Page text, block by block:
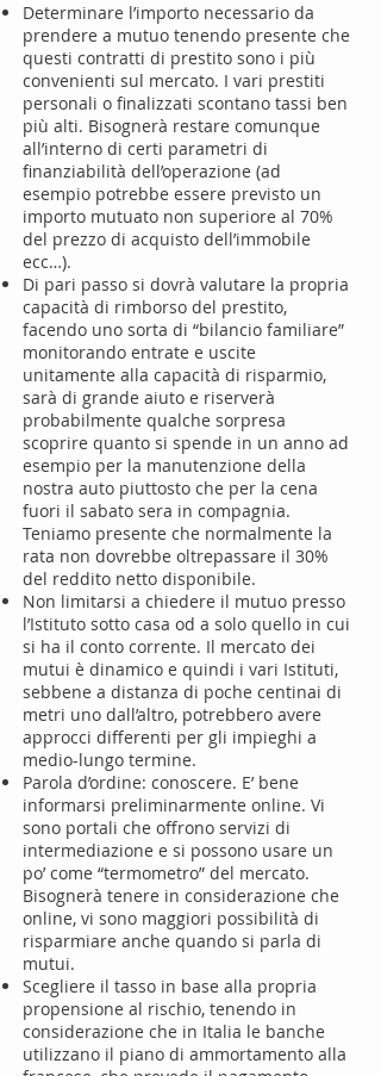
Determinare l’importo necessario da
prendere a mutuo tenendo presente che
questi contratti di prestito sono i più
convenienti sul mercato. I vari prestiti
personali o finalizzati scontano tassi ben
più alti. Bisognerà restare comunque
all’interno di certi parametri di
finanziabilità dell’operazione (ad
esempio potrebbe essere previsto un
importo mutuato non superiore al 70%
del prezzo di acquisto dell’immobile
ecc…).​​​​​​​​​​​​
Di pari passo si dovrà valutare la propria
capacità di rimborso del prestito,
facendo uno sorta di “bilancio familiare”
monitorando entrate e uscite
unitamente alla capacità di risparmio,
sarà di grande aiuto e riserverà
probabilmente qualche sorpresa
scoprire quanto si spende in un anno ad
esempio per la manutenzione della
nostra auto piuttosto che per la cena
fuori il sabato sera in compagnia.
Teniamo presente che normalmente la
rata non dovrebbe oltrepassare il 30%
del reddito netto disponibile.
Non limitarsi a chiedere il mutuo presso
l’Istituto sotto casa od a solo quello in cui
si ha il conto corrente. Il mercato dei
mutui è dinamico e quindi i vari Istituti,
sebbene a distanza di poche centinai di
metri uno dall’altro, potrebbero avere
approcci differenti per gli impieghi a
medio-lungo termine.
Parola d’ordine: conoscere. E’ bene
informarsi preliminarmente online. Vi
sono portali che offrono servizi di
intermediazione e si possono usare un
po’ come “termometro” del mercato.
Bisognerà tenere in considerazione che
online, vi sono maggiori possibilità di
risparmiare anche quando si parla di
mutui.
Scegliere il tasso in base alla propria
propensione al rischio, tenendo in
considerazione che in Italia le banche
utilizzano il piano di ammortamento alla